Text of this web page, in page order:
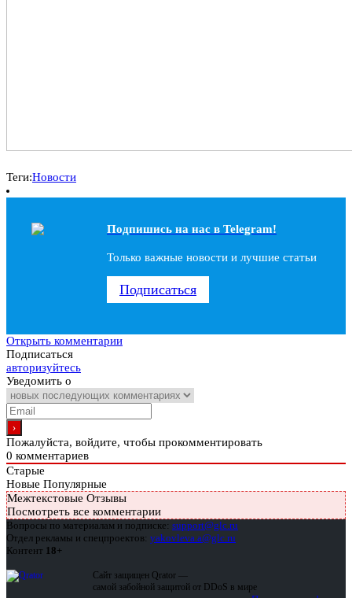
Теги:Новости
Подпишись на наc в Telegram!
Только важные новости и лучшие статьи
Подписаться
Открыть комментарии
Подписаться
авторизуйтесь
Уведомить о
Пожалуйста, войдите, чтобы прокомментировать
0 комментариев
Старые
Новые Популярные
Межтекстовые Отзывы
Посмотреть все комментарии
Вопросы по материалам и подписке: support@glc.ru
Отдел рекламы и спецпроектов: yakovleva.a@glc.ru
Контент 18+
Сайт защищен Qrator —
самой забойной защитой от DDoS в мире